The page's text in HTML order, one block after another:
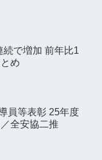
続で増加 前年比1
め
員等表彰 25年度
全安協二推